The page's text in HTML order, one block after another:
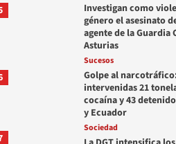
Investigan como
género el asesinato
agente de la Guardia
Asturias
Sucesos
Golpe al
intervenidas 21
cocaína y 43
y Ecuador
Sociedad